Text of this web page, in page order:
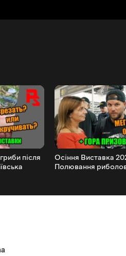
після
Осіння Виставка
Полювання